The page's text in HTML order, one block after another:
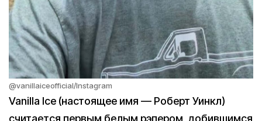
@vanillaiceofficial/Instagram
Vanilla Ice (настоящее имя — Роберт Уинкл)
считается первым белым рэпером, добившимся